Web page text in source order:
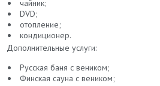
чайник;
DVD;
отопление;
кондиционер.
Дополнительные услуги:
Русская баня с веником;
Финская сауна с веником;